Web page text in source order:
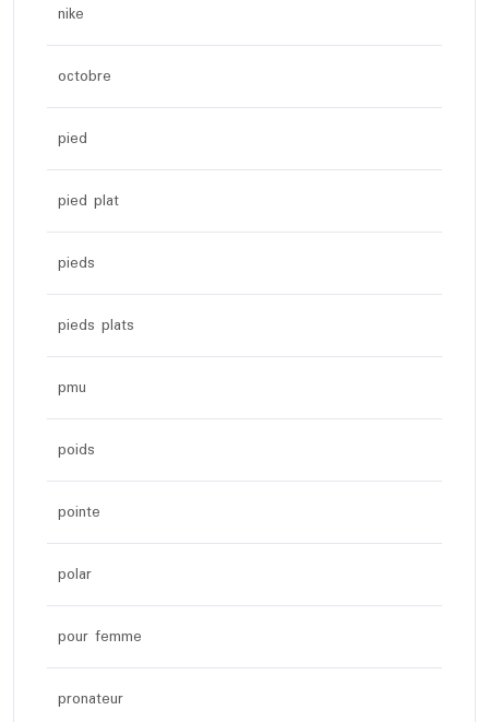
nike
octobre
pied
pied plat
pieds
pieds plats
pmu
poids
pointe
polar
pour femme
pronateur